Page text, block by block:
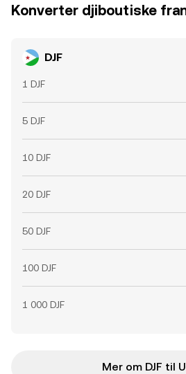
Konverter djiboutiske
DJF
1 DJF
5 DJF
10 DJF
20 DJF
50 DJF
100 DJF
1 000 DJF
Mer om DJF til